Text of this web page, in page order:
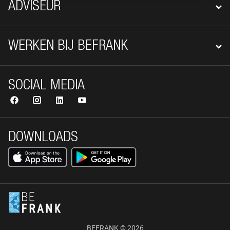
ADVISEUR
WERKEN BIJ BEFRANK
DOWNLOADS
SOCIAL MEDIA
BEFRANK © 2026